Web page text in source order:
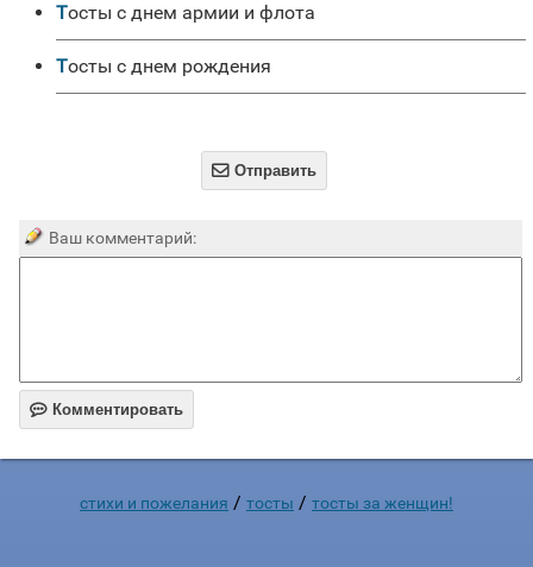
Тосты с днем армии и флота
Тосты с днем рождения
 Отправить
Ваш комментарий:
 Комментировать
стихи и пожелания / тосты / тосты за женщин!